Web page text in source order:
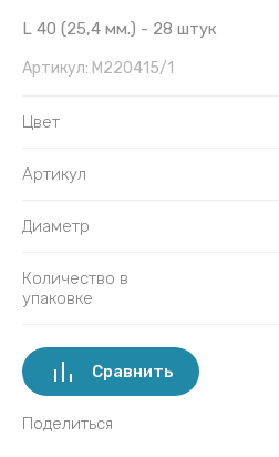
L 40 (25,4 мм.) - 28 штук
Артикул: M220415/1
Цвет
Артикул
Диаметр
Количество в
упаковке
Сравнить
Поделиться